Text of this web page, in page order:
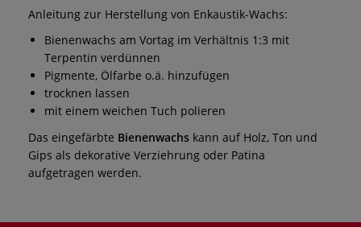
Anleitung zur Herstellung von Enkaustik-Wachs:
Bienenwachs am Vortag im Verhältnis 1:3 mit
Terpentin verdünnen
Pigmente, Ölfarbe o.ä. hinzufügen
trocknen lassen
mit einem weichen Tuch polieren
Das eingefärbte Bienenwachs kann auf Holz, Ton und
Gips als dekorative Verziehrung oder Patina
aufgetragen werden.